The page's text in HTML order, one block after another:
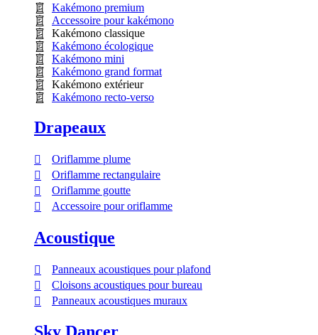
Kakémono premium
Accessoire pour kakémono
Kakémono classique
Kakémono écologique
Kakémono mini
Kakémono grand format
Kakémono extérieur
Kakémono recto-verso
Drapeaux
Oriflamme plume
Oriflamme rectangulaire
Oriflamme goutte
Accessoire pour oriflamme
Acoustique
Panneaux acoustiques pour plafond
Cloisons acoustiques pour bureau
Panneaux acoustiques muraux